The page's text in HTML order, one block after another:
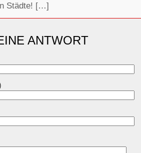
Städte! […]
ANTWORT